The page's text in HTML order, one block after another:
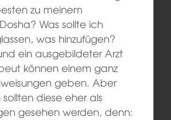
zu meinem
Was sollte ich
was hinzufügen?
ein ausgebildeter Arzt
können einem ganz
geben. Aber
diese eher als
gesehen werden, denn: